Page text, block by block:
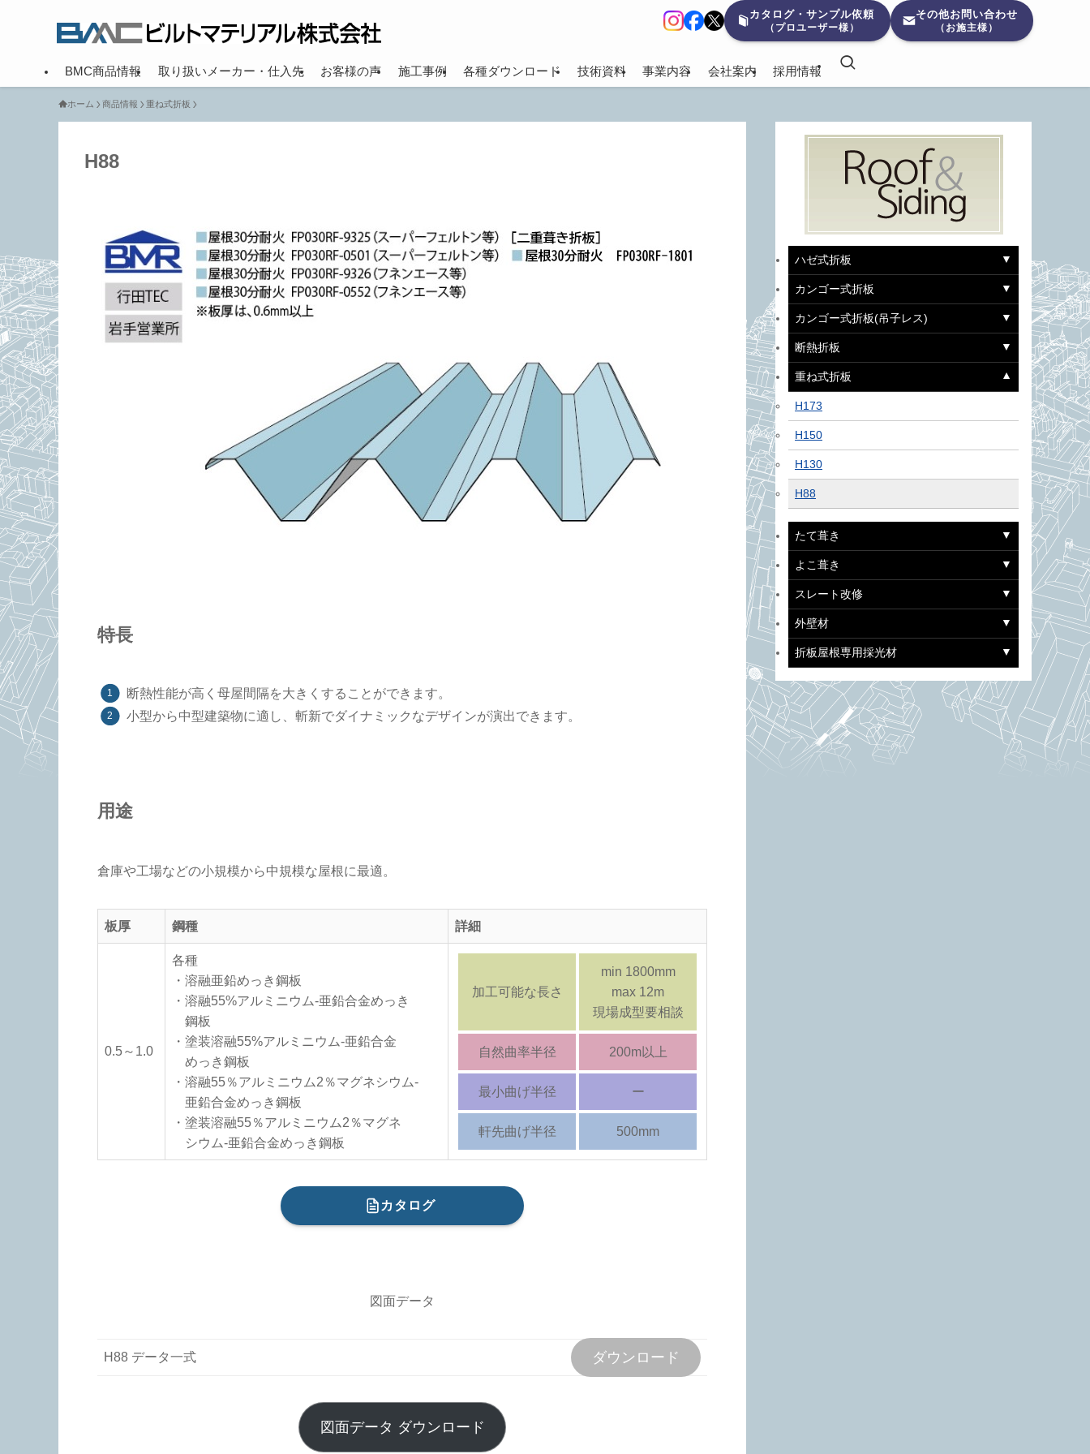
BMC商品情報 取り扱いメーカー・仕入先 お客様の声 施工事例 各種ダウンロード 技術資料 事業内容 会社案内 採用情報
カタログ・サンプル依頼
（プロユーザー様）
その他お問い合わせ
（お施主様）
ホーム 商品情報 重ね式折板
H88
特長
断熱性能が高く母屋間隔を大きくすることができます。
小型から中型建築物に適し、斬新でダイナミックなデザインが演出できます。
用途
倉庫や工場などの小規模から中規模な屋根に最適。
板厚 鋼種 詳細
0.5～1.0
各種
・溶融亜鉛めっき鋼板
・溶融55%アルミニウム-亜鉛合金めっき
鋼板
・塗装溶融55%アルミニウム-亜鉛合金
めっき鋼板
・溶融55％アルミニウム2％マグネシウム-
亜鉛合金めっき鋼板
・塗装溶融55％アルミニウム2％マグネ
シウム-亜鉛合金めっき鋼板
加工可能な長さ
min 1800mm
max 12m
現場成型要相談
自然曲率半径 200m以上
最小曲げ半径 ー
軒先曲げ半径 500mm
カタログ
図面データ
H88 データ一式 ダウンロード
図面データ ダウンロード
ハゼ式折板
カンゴー式折板
カンゴー式折板(吊子レス)
断熱折板
重ね式折板
H173
H150
H130
H88
たて葺き
よこ葺き
スレート改修
外壁材
折板屋根専用採光材